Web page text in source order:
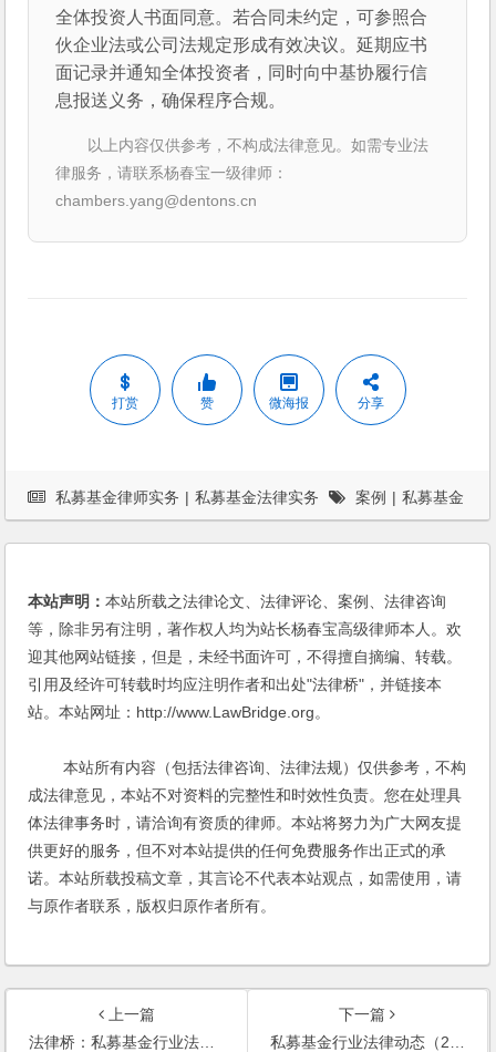
全体投资人书面同意。若合同未约定，可参照合
伙企业法或公司法规定形成有效决议。延期应书
面记录并通知全体投资者，同时向中基协履行信
息报送义务，确保程序合规。
以上内容仅供参考，不构成法律意见。如需专业法
律服务，请联系杨春宝一级律师：
chambers.yang@dentons.cn
打赏 赞 微海报 分享
私募基金律师实务 | 私募基金法律实务 案例 | 私募基金
本站声明：本站所载之法律论文、法律评论、案例、法律咨询
等，除非另有注明，著作权人均为站长杨春宝高级律师本人。欢
迎其他网站链接，但是，未经书面许可，不得擅自摘编、转载。
引用及经许可转载时均应注明作者和出处"法律桥"，并链接本
站。本站网址：http://www.LawBridge.org。
本站所有内容（包括法律咨询、法律法规）仅供参考，不构
成法律意见，本站不对资料的完整性和时效性负责。您在处理具
体法律事务时，请洽询有资质的律师。本站将努力为广大网友提
供更好的服务，但不对本站提供的任何免费服务作出正式的承
诺。本站所载投稿文章，其言论不代表本站观点，如需使用，请
与原作者联系，版权归原作者所有。
上一篇
法律桥：私募基金行业法律动态（2025年2月/总第84期）
下一篇
私募基金行业法律动态（2025年3月/总第85期）